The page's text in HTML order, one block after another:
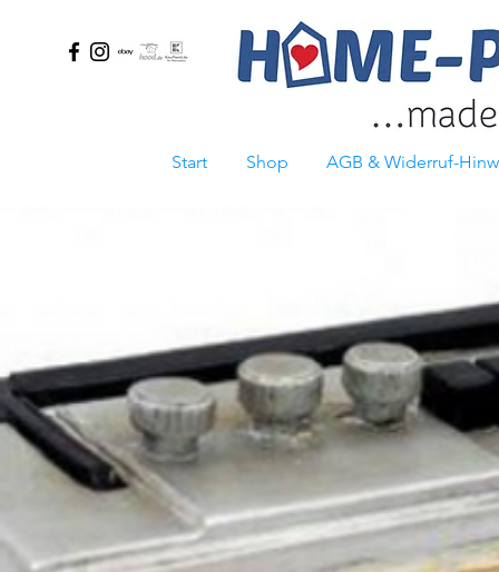
Start Shop AGB & Widerruf-